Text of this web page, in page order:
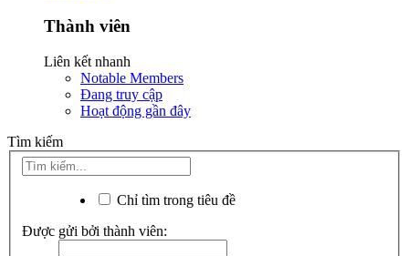
Thành viên
Liên kết nhanh
Notable Members
Đang truy cập
Hoạt động gần đây
Tìm kiếm
Chỉ tìm trong tiêu đề
Được gửi bởi thành viên: